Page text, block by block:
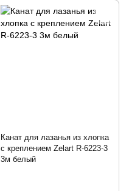
Канат для лазанья из хлопка
с креплением Zelart R-6223-3
3м белый